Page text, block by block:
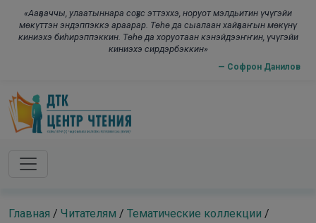
«Ааҕааччы, улаатыннара соҕус эттэххэ, норуот мэлдьитин үчүгэйи
мөкүттэн эндэппэккэ араарар. Төһө да сыалаан хайҕааҥын мөкүнү
киниэхэ биһирэппэккин. Төһө да хоруотаан кэнэйдээҥҥин, үчүгэйи
киниэхэ сирдэрбэккин»
— Софрон Данилов
Skip to main content
Главная / Читателям / Тематические коллекции /